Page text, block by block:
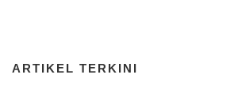
ARTIKEL TERKINI